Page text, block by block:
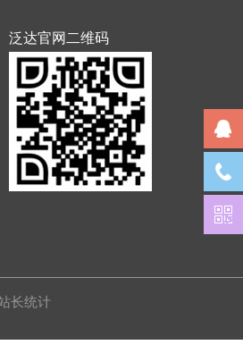
泛达官网二维码
长统计